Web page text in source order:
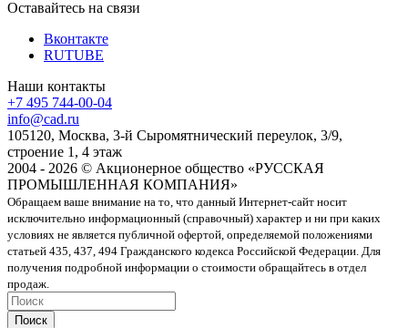
Оставайтесь на связи
Вконтакте
RUTUBE
Наши контакты
+7 495 744-00-04
info@cad.ru
105120, Москва, 3-й Сыромятнический переулок, 3/9,
строение 1, 4 этаж
2004 - 2026 © Акционерное общество «РУССКАЯ
ПРОМЫШЛЕННАЯ КОМПАНИЯ»
Обращаем ваше внимание на то, что данный Интернет-сайт носит
исключительно информационный (справочный) характер и ни при каких
условиях не является публичной офертой, определяемой положениями
статьей 435, 437, 494 Гражданского кодекса Российской Федерации. Для
получения подробной информации о стоимости обращайтесь в отдел
продаж.
Поиск